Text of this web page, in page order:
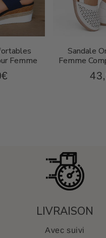
Femme
Sandale
Femme
Prix
LIVRAISON
Avec suivi